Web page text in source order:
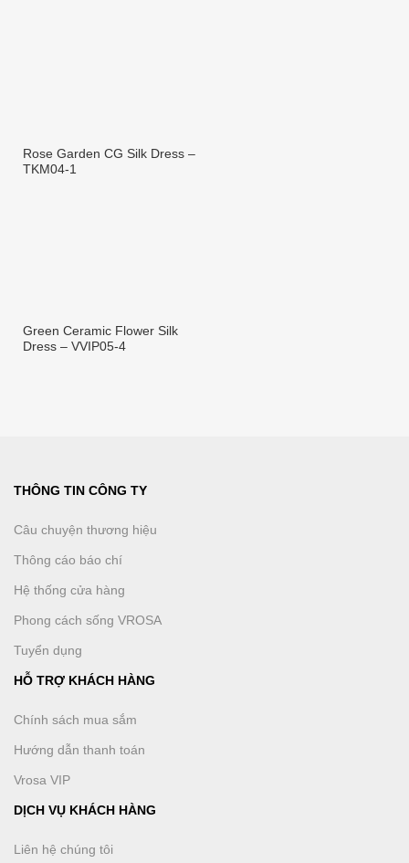
Rose Garden CG Silk Dress –
TKM04-1
Green Ceramic Flower Silk
Dress – VVIP05-4
THÔNG TIN CÔNG TY
Câu chuyện thương hiệu
Thông cáo báo chí
Hệ thống cửa hàng
Phong cách sống VROSA
Tuyển dụng
HỖ TRỢ KHÁCH HÀNG
Chính sách mua sắm
Hướng dẫn thanh toán
Vrosa VIP
DỊCH VỤ KHÁCH HÀNG
Liên hệ chúng tôi